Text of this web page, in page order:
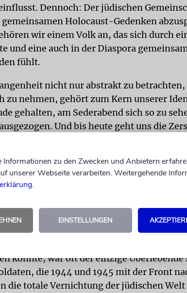
Dennoch: Der jüdischen
Holocaust-Gedenken
wir einem Volk an, das sich durch
und eine auch in der Diaspora
fühlt.
nicht nur abstrakt zu
zu nehmen, gehört zum Kern unserer
gehalten, am Sederabend sich so zu
Und bis heute geht uns die
nun aus Sosnowiec, Saloniki oder San’a,
Bagdad stammen. Oder eben aus Lodz
abgesehen war die Schoa für sowjetische
Fast jeder, der unter deutsche Besatzung
konnte, war oft der einzige Überlebende
die 1944 und 1945 mit der Front
die totale Vernichtung der jüdischen Welt
Informationen zu den Zwecken und Anbietern
unserer Webseite verarbeiten. Weitergehende
.
EINSTELLUNGEN